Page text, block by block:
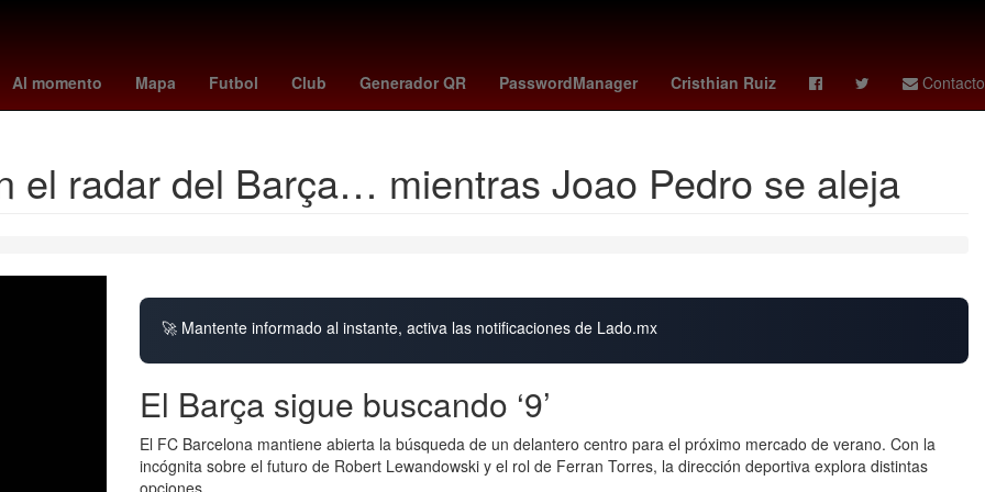
Al momento Mapa Futbol Club Generador QR PasswordManager Cristhian Ruiz Contacto
respiratoria Proyecto Lionel Messi Latinoamérica mary rivera españa portugal Desirée Monsiváis
el radar del Barça… mientras Joao Pedro se aleja
🚀 Mantente informado al instante, activa las notificaciones de Lado.mx
El Barça sigue buscando ‘9’
El FC Barcelona mantiene abierta la búsqueda de un delantero centro para el próximo mercado de verano. Con la
incógnita sobre el futuro de Robert Lewandowski y el rol de Ferran Torres, la dirección deportiva explora distintas
opciones.